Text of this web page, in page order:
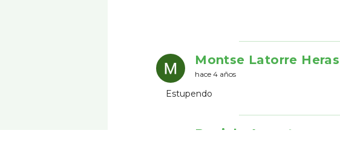
Montse Latorre Heras
hace 4 años
Estupendo
Daniela Amenta